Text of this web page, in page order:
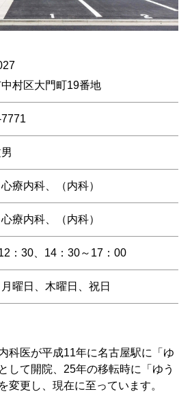
村区大門町19番地
療内科、（内科）
療内科、（内科）
：30、14：30～17：00
曜日、木曜日、祝日
科医が平成11年に名古屋駅に「ゆ
して開院、25年の移転時に「ゆう
変更し、現在に至っています。